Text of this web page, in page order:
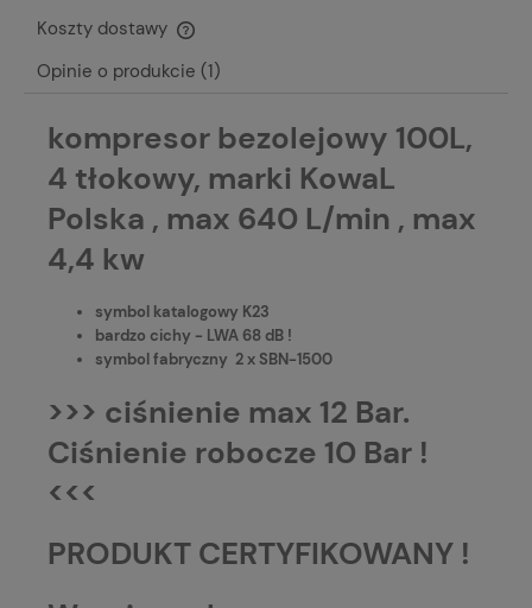
Koszty dostawy
Cena nie zawiera ewentualnych kosztów płatności
Opinie o produkcie (1)
kompresor bezolejowy 100L,
4 tłokowy, marki KowaL
Polska , max 640 L/min , max
4,4 kw
symbol katalogowy K23
bardzo cichy - LWA 68 dB !
symbol fabryczny 2 x SBN-1500
>>> ciśnienie max 12 Bar.
Ciśnienie robocze 10 Bar !
<<<
PRODUKT CERTYFIKOWANY !